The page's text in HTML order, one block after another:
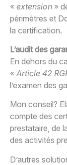
« extension »
périmètres et
la certification.
L’audit des
En dehors du
« Article 42
l’examen des
Mon conseil?
compte des
prestataire, de
des activités
D’autres